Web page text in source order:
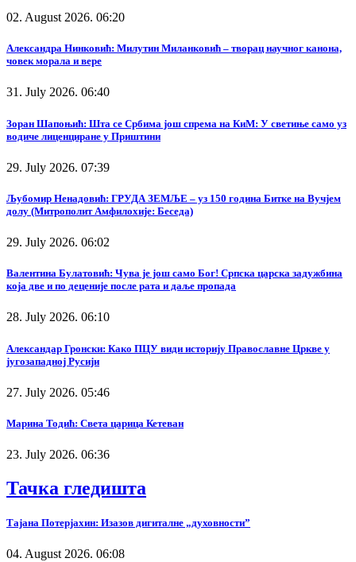
02. August 2026. 06:20
Александра Нинковић: Милутин Миланковић – творац научног канона,
човек морала и вере
31. July 2026. 06:40
Зоран Шапоњић: Шта се Србима још спрема на КиМ: У светиње само уз
водиче лиценциране у Приштини
29. July 2026. 07:39
Љубомир Ненадовић: ГРУДА ЗЕМЉЕ – уз 150 година Битке на Вучјем
долу (Митрополит Амфилохије: Беседа)
29. July 2026. 06:02
Валентина Булатовић: Чува је још само Бог! Српска царска задужбина
која две и по деценије после рата и даље пропада
28. July 2026. 06:10
Александар Гронски: Како ПЦУ види историју Православне Цркве у
југозападној Русији
27. July 2026. 05:46
Марина Тодић: Света царица Кетеван
23. July 2026. 06:36
Тачка гледишта
Тајана Потерјахин: Изазов дигиталне „духовности”
04. August 2026. 06:08